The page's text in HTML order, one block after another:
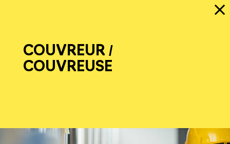
COUVREUR /
COUVREUSE